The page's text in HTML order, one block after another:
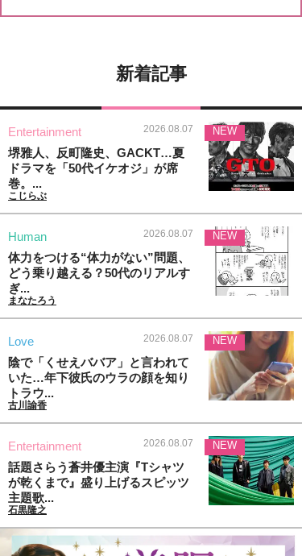
新着記事
Entertainment 2026.08.07
堺雅人、反町隆史、GACKT…夏
ドラマを「50代イケオジ」が席
巻。...
こじらぶ
NEW
Human 2026.08.07
体力をつける“体力がない”問題、
どう乗り越える？50代のリアルす
ぎ...
まなたろう
NEW
Love 2026.08.07
陰で「くせえババア」と言われて
いた…年下彼氏のウラの顔を知り
トラウ...
古川諭香
NEW
Entertainment 2026.08.07
話題さらう蒼井優主演『Tシャツ
が乾くまで』盛り上げるスピッツ
主題歌...
石黒隆之
NEW